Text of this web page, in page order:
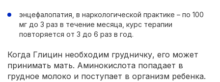
энцефалопатия, в наркологической практике – по 100
мг до 3 раз в течение месяца, курс терапии
повторяется от 3 до 6 раз в год.
Когда Глицин необходим грудничку, его может
принимать мать. Аминокислота попадает в
грудное молоко и поступает в организм ребенка.